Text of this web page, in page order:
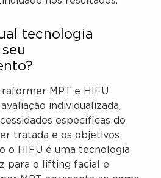
tecnologia
MPT e HIFU
individualizada,
específicas do
tratada e os objetivos
o HIFU é uma tecnologia
para o lifting facial e